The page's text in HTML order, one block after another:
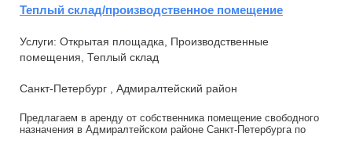
Теплый склад/производственное помещение
Услуги: Открытая площадка, Производственные
помещения, Теплый склад
Санкт-Петербург , Адмиралтейский район
Предлагаем в аренду от собственника помещение свободного
назначения в Адмиралтейском районе Санкт-Петербурга по